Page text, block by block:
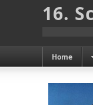
16.
Home